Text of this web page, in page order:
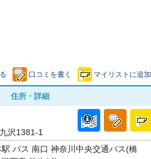
口コミを書く マイリストに追加
住所・詳細
沢1381-1
バス 南口 神奈川中央交通バス(橋